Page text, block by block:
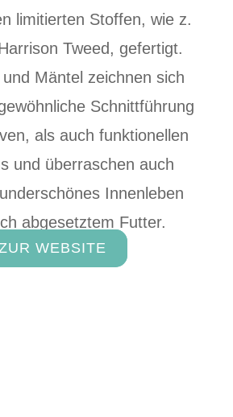
limitierten Stoffen, wie z.
Tweed, gefertigt.
Mäntel zeichnen sich
Schnittführung
als auch funktionellen
und überraschen auch
Innenleben
abgesetztem Futter.
WEBSITE